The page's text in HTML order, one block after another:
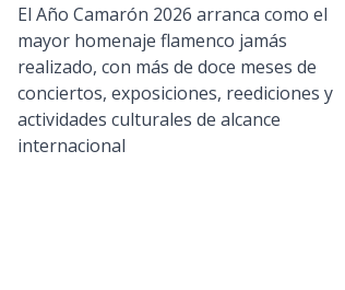
El Año Camarón 2026 arranca como el
mayor homenaje flamenco jamás
realizado, con más de doce meses de
conciertos, exposiciones, reediciones y
actividades culturales de alcance
internacional